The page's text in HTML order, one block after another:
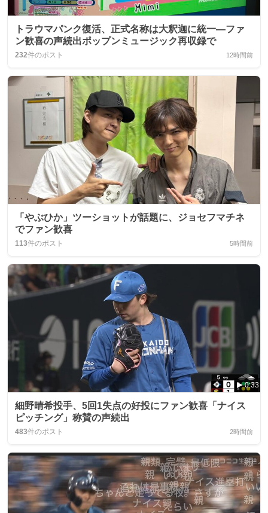
トラウマパンク復活、正式名称は大釈迦に統一―ファ
ン歓喜の声続出ポップンミュージック再収録で
232件のポスト 12時間前
「やぶひか」ツーショットが話題に、ジョセフマチネ
でファン歓喜
113件のポスト 5時間前
0:33
細野晴希投手、5回1失点の好投にファン歓喜「ナイス
ピッチング」称賛の声続出
483件のポスト 2時間前